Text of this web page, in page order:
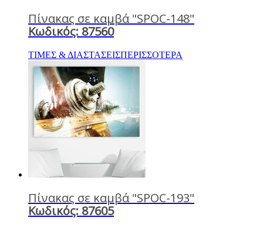
Πίνακας σε καμβά "SPOC-148"
Κωδικός: 87560
ΤΙΜΕΣ & ΔΙΑΣΤΑΣΕΙΣΠΕΡΙΣΣΟΤΕΡΑ
Πίνακας σε καμβά "SPOC-193"
Κωδικός: 87605